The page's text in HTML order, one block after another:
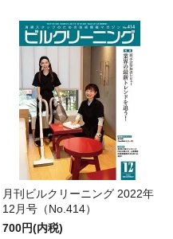
月刊ビルクリーニング 2022年
12月号（No.414）
700円(内税)